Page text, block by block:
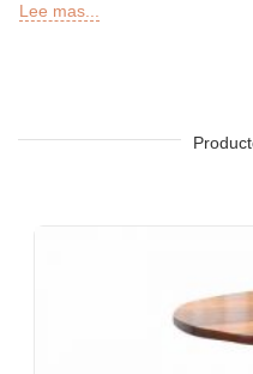
Salón, Discos,
Patio de Restaurantes,
Patio de comidas, cafetería
Habitaciones de hotel, sala
Lee mas...